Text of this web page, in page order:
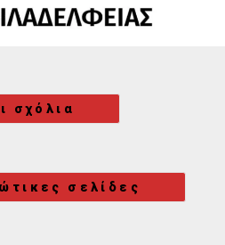
σχόλια
σελίδες